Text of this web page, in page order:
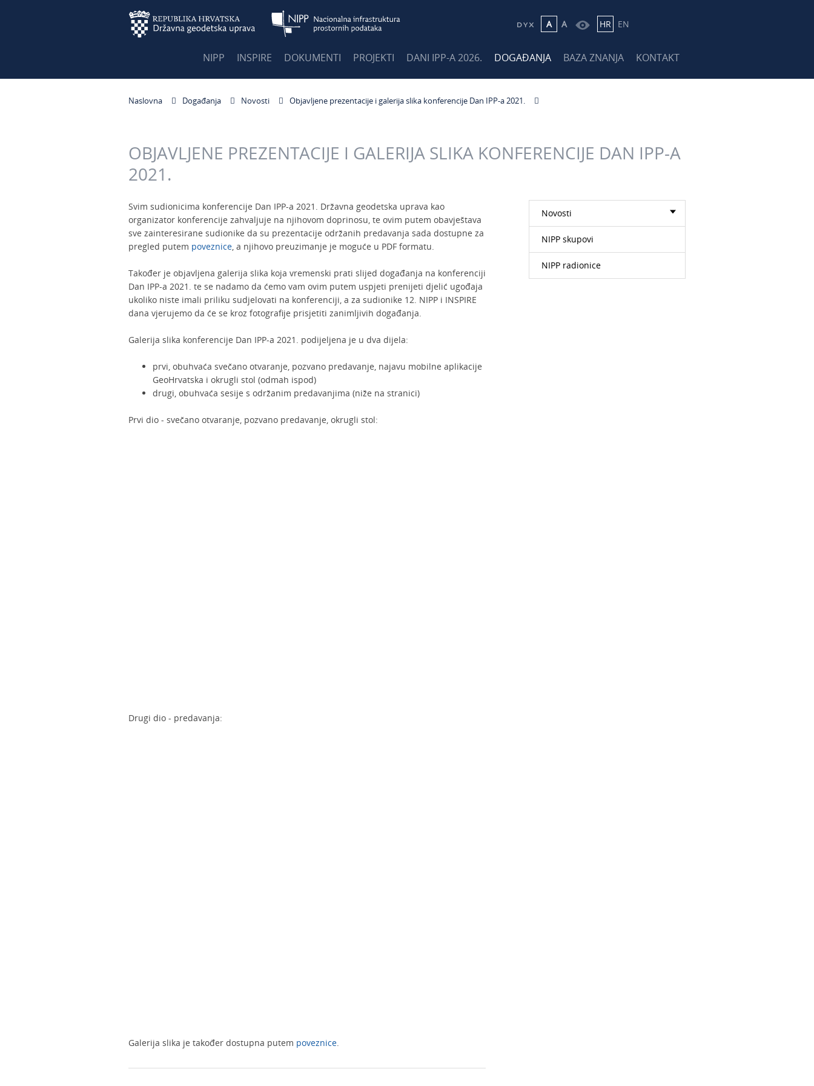
A A HR EN
NIPP INSPIRE DOKUMENTI PROJEKTI DANI IPP-A 2026. DOGAĐANJA BAZA ZNANJA KONTAKT
Naslovna Događanja Novosti Objavljene prezentacije i galerija slika konferencije Dan IPP-a 2021.
OBJAVLJENE PREZENTACIJE I GALERIJA SLIKA KONFERENCIJE DAN IPP-A
2021.
Svim sudionicima konferencije Dan IPP-a 2021. Državna geodetska uprava kao
organizator konferencije zahvaljuje na njihovom doprinosu, te ovim putem obavještava
sve zainteresirane sudionike da su prezentacije održanih predavanja sada dostupne za
pregled putem poveznice, a njihovo preuzimanje je moguće u PDF formatu.
Također je objavljena galerija slika koja vremenski prati slijed događanja na konferenciji
Dan IPP-a 2021. te se nadamo da ćemo vam ovim putem uspjeti prenijeti djelić ugođaja
ukoliko niste imali priliku sudjelovati na konferenciji, a za sudionike 12. NIPP i INSPIRE
dana vjerujemo da će se kroz fotografije prisjetiti zanimljivih događanja.
Galerija slika konferencije Dan IPP-a 2021. podijeljena je u dva dijela:
prvi, obuhvaća svečano otvaranje, pozvano predavanje, najavu mobilne aplikacije
GeoHrvatska i okrugli stol (odmah ispod)
drugi, obuhvaća sesije s održanim predavanjima (niže na stranici)
Prvi dio - svečano otvaranje, pozvano predavanje, okrugli stol:
Drugi dio - predavanja:
Galerija slika je također dostupna putem poveznice.
Novosti
NIPP skupovi
NIPP radionice